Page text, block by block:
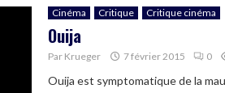
Cinéma Critique Critique cinéma
Ouija
Par Krueger 7 février 2015 0
Ouija est symptomatique de la